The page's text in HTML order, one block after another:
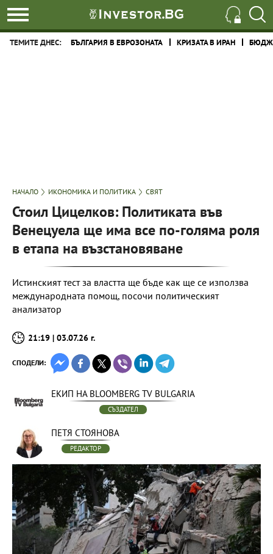
ТЕМИТЕ ДНЕС: БЪЛГАРИЯ В ЕВРОЗОНАТА КРИЗАТА В ИРАН
НАЧАЛО ИКОНОМИКА И ПОЛИТИКА СВЯТ
Стоил Цицелков: Политиката във
Венецуела ще има все по-голяма роля
в етапа на възстановяване
Истинският тест за властта ще бъде как ще се използва
международната помощ, посочи политическият
анализатор
21:19 | 03.07.26 г.
СПОДЕЛИ:
ЕКИП НА BLOOMBERG TV BULGARIA
СЪЗДАТЕЛ
ПЕТЯ СТОЯНОВА
РЕДАКТОР